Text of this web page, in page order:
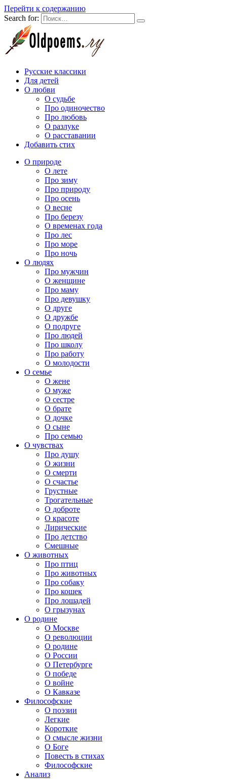
Перейти к содержанию
Search for:
Русские классики
Для детей
О любви
О судьбе
Про одиночество
Про любовь
О разлуке
О расставании
Добавить стих
О природе
О лете
Про зиму
Про природу
Про осень
О весне
Про березу
О временах года
Про лес
Про море
Про ночь
О людях
Про мужчин
О женщине
Про маму
Про девушку
О друге
О дружбе
О подруге
Про людей
Про школу
Про работу
О молодости
О семье
О жене
О муже
О сестре
О брате
О дочке
О сыне
Про семью
О чувствах
Про душу
О жизни
О смерти
О счастье
Грустные
Трогательные
О доброте
О красоте
Лирические
Про детство
Смешные
О животных
Про птиц
Про животных
Про собаку
Про кошек
Про лошадей
О грызунах
О родине
О Москве
О революции
О родине
О России
О Петербурге
О победе
О войне
О Кавказе
Философские
О поэзии
Легкие
Короткие
О смысле жизни
О Боге
Повесть в стихах
Философские
Анализ